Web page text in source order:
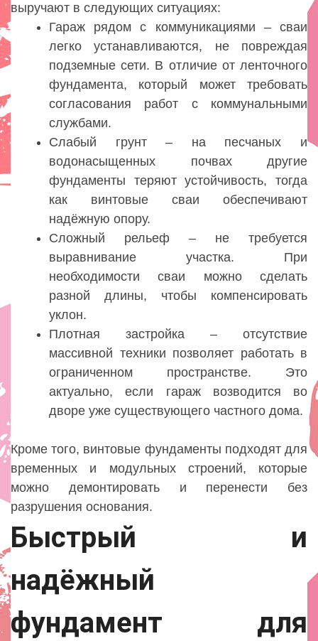
выручают в следующих ситуациях:
Гараж рядом с коммуникациями – сваи
легко устанавливаются, не повреждая
подземные сети. В отличие от ленточного
фундамента, который может требовать
согласования работ с коммунальными
службами.
Слабый грунт – на песчаных и
водонасыщенных почвах другие
фундаменты теряют устойчивость, тогда
как винтовые сваи обеспечивают
надёжную опору.
Сложный рельеф – не требуется
выравнивание участка. При
необходимости сваи можно сделать
разной длины, чтобы компенсировать
уклон.
Плотная застройка – отсутствие
массивной техники позволяет работать в
ограниченном пространстве. Это
актуально, если гараж возводится во
дворе уже существующего частного дома.
Кроме того, винтовые фундаменты подходят для
временных и модульных строений, которые
можно демонтировать и перенести без
разрушения основания.
Быстрый и
надёжный
фундамент для